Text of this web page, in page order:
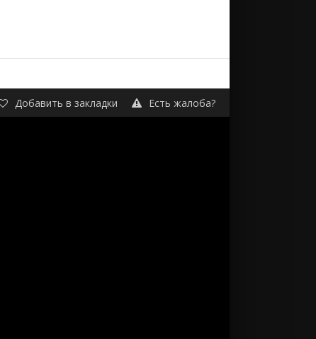
Добавить в закладки Есть жалоба?